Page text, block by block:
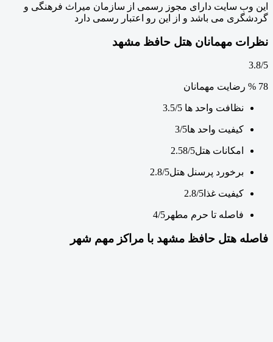
این وب سایت دارای مجوز رسمی از سازمان میراث فرهنگی و
گردشگری می باشد و از این رو اعتبار رسمی دارد
نظرات مهمانان هتل حافظ مشهد
3.8/5
78 % رضایت مهمانان
نظافت واحد ها 3.5/5
کیفیت واحد ها3/5
امکانات هتل 2.58/5
برخورد پرسنل هتل 2.8/5
کیفیت غذا 2.8/5
فاصله تا حرم مطهر 4/5
فاصله هتل حافظ مشهد با مراکز مهم شهر